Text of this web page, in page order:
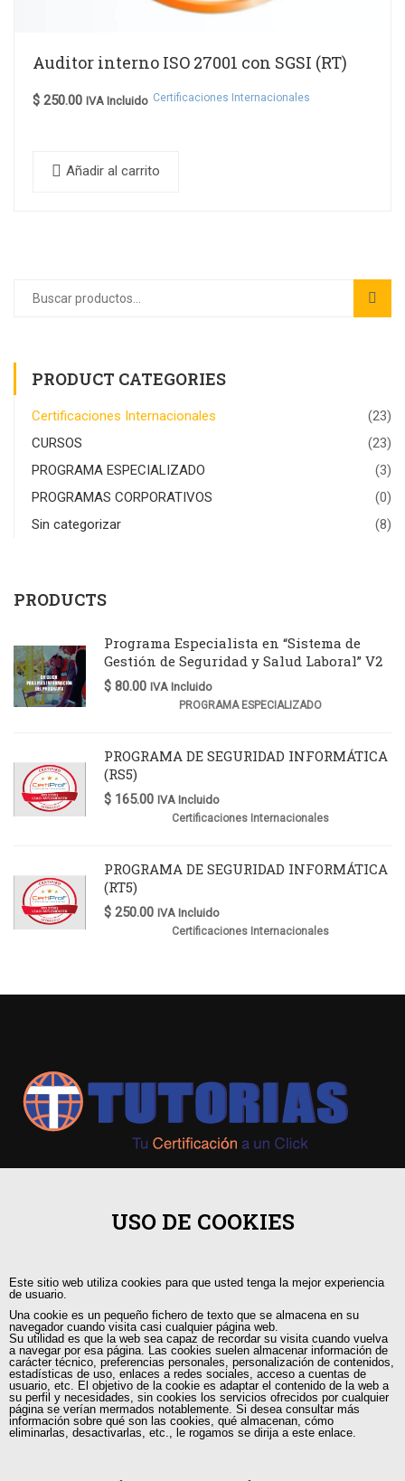
Auditor interno ISO 27001 con SGSI (RT)
$ 250.00 IVA Incluido Certificaciones Internacionales
Añadir al carrito
PRODUCT CATEGORIES
Certificaciones Internacionales
(23)
CURSOS
(23)
PROGRAMA ESPECIALIZADO
(3)
PROGRAMAS CORPORATIVOS
(0)
Sin categorizar
(8)
PRODUCTS
Programa Especialista en “Sistema de
Gestión de Seguridad y Salud Laboral” V2
$ 80.00 IVA Incluido
PROGRAMA ESPECIALIZADO
PROGRAMA DE SEGURIDAD INFORMÁTICA
(RS5)
$ 165.00 IVA Incluido
Certificaciones Internacionales
PROGRAMA DE SEGURIDAD INFORMÁTICA
(RT5)
$ 250.00 IVA Incluido
Certificaciones Internacionales
capacitacion@tutorias.ec
USO DE COOKIES
Este sitio web utiliza cookies para que usted tenga la mejor experiencia
de usuario.
Una cookie es un pequeño fichero de texto que se almacena en su
navegador cuando visita casi cualquier página web.
Su utilidad es que la web sea capaz de recordar su visita cuando vuelva
a navegar por esa página. Las cookies suelen almacenar información de
carácter técnico, preferencias personales, personalización de contenidos,
estadísticas de uso, enlaces a redes sociales, acceso a cuentas de
usuario, etc. El objetivo de la cookie es adaptar el contenido de la web a
su perfil y necesidades, sin cookies los servicios ofrecidos por cualquier
página se verían mermados notablemente. Si desea consultar más
información sobre qué son las cookies, qué almacenan, cómo
eliminarlas, desactivarlas, etc., le rogamos se dirija a este enlace.